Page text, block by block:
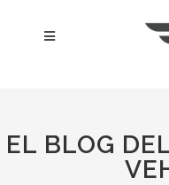
contenidoMenú
EL BLOG